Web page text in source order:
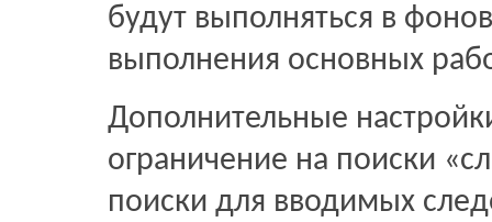
будут выполняться в
выполнения основных
Дополнительные
ограничение на поиски
поиски для вводимых